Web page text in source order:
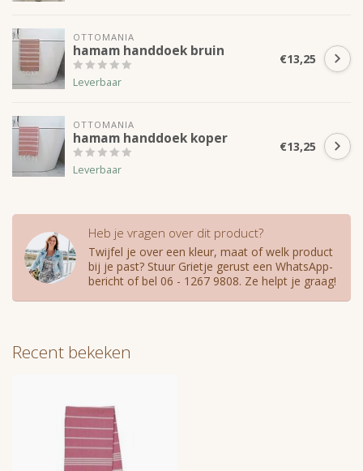
OTTOMANIA
hamam handdoek bruin
Leverbaar
€13,25
OTTOMANIA
hamam handdoek koper
Leverbaar
€13,25
Heb je vragen over dit product?
Twijfel je over een kleur, maat of welk product
bij je past? Stuur Grietje gerust een WhatsApp-
bericht of bel 06 - 1267 9808. Ze helpt je graag!
Recent bekeken